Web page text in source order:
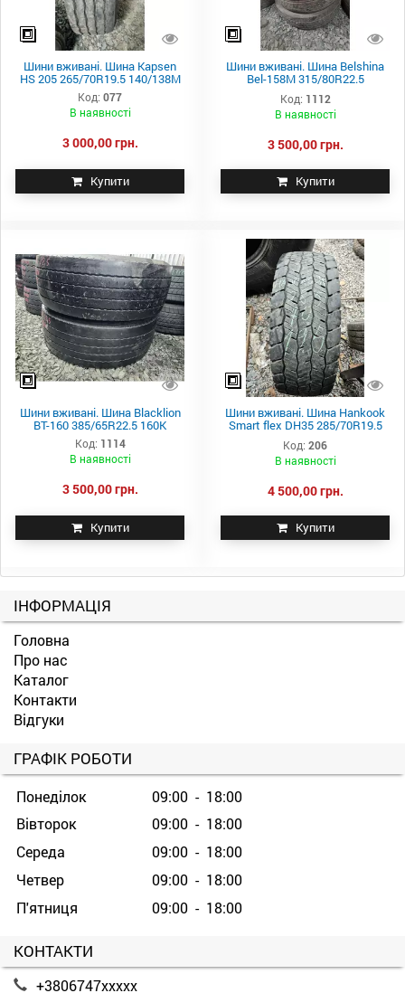
Шини вживані. Шина Kapsen
HS 205 265/70R19.5 140/138М
Код: 077
В наявності
3 000,00 грн.
Купити
Шини вживані. Шина Belshina
Bel-158M 315/80R22.5
154/150M
Код: 1112
В наявності
3 500,00 грн.
Купити
Шини вживані. Шина Blacklion
BT-160 385/65R22.5 160K
Код: 1114
В наявності
3 500,00 грн.
Купити
Шини вживані. Шина Hankook
Smart flex DH35 285/70R19.5
146/144M
Код: 206
В наявності
4 500,00 грн.
Купити
ІНФОРМАЦІЯ
Головна
Про нас
Каталог
Контакти
Відгуки
ГРАФІК РОБОТИ
Понеділок
09:00 - 18:00
Вівторок
09:00 - 18:00
Середа
09:00 - 18:00
Четвер
09:00 - 18:00
П'ятниця
09:00 - 18:00
КОНТАКТИ
+3806747xxxxx